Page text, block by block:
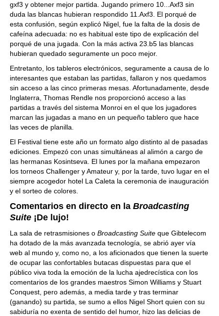
gxf3 y obtener mejor partida. Jugando primero 10...Axf3 sin
duda las blancas hubieran respondido 11.Axf3. El porqué de
esta confusión, según explicó Nigel, fue la falta de la dosis de
cafeína adecuada: no es habitual este tipo de explicación del
porqué de una jugada. Con la más activa 23.b5 las blancas
hubieran quedado seguramente un poco mejor.
Entretanto, los tableros electrónicos, seguramente a causa de lo
interesantes que estaban las partidas, fallaron y nos quedamos
sin acceso a las cinco primeras mesas. Afortunadamente, desde
Inglaterra, Thomas Rendle nos proporcionó acceso a las
partidas a través del sistema Monroi en el que los jugadores
marcan las jugadas a mano en un pequeño tablero que hace
las veces de planilla.
El Festival tiene este año un formato algo distinto al de pasadas
ediciones. Empezó con unas simultáneas al alimón a cargo de
las hermanas Kosintseva. El lunes por la mañana empezaron
los torneos Challenger y Amateur y, por la tarde, tuvo lugar en el
siempre acogedor hotel La Caleta la ceremonia de inauguración
y el sorteo de colores.
Comentarios en directo en la Broadcasting
Suite ¡De lujo!
La sala de retrasmisiones o Broadcasting Suite que Gibtelecom
ha dotado de la más avanzada tecnología, se abrió ayer vía
web al mundo y, como no, a los aficionados que tienen la suerte
de ocupar las confortables butacas dispuestas para que el
público viva toda la emoción de la lucha ajedrecística con los
comentarios de los grandes maestros Simon Williams y Stuart
Conquest, pero además, a media tarde y tras terminar
(ganando) su partida, se sumo a ellos Nigel Short quien con su
sabiduría no exenta de sentido del humor, hizo las delicias de